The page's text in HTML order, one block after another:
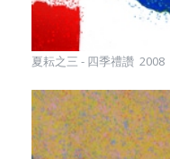
夏耘之三 - 四季禮讚 2008